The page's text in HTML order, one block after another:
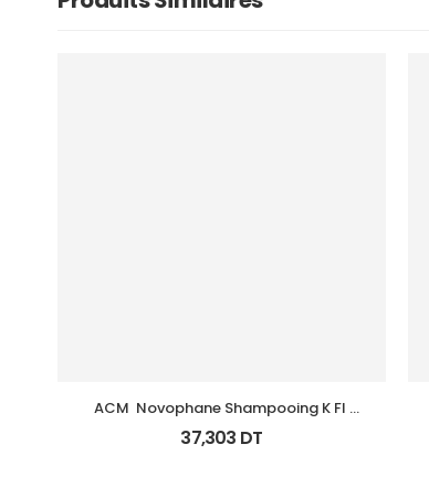
ACM  Novophane Shampooing K Fl
125Ml
37,303 DT